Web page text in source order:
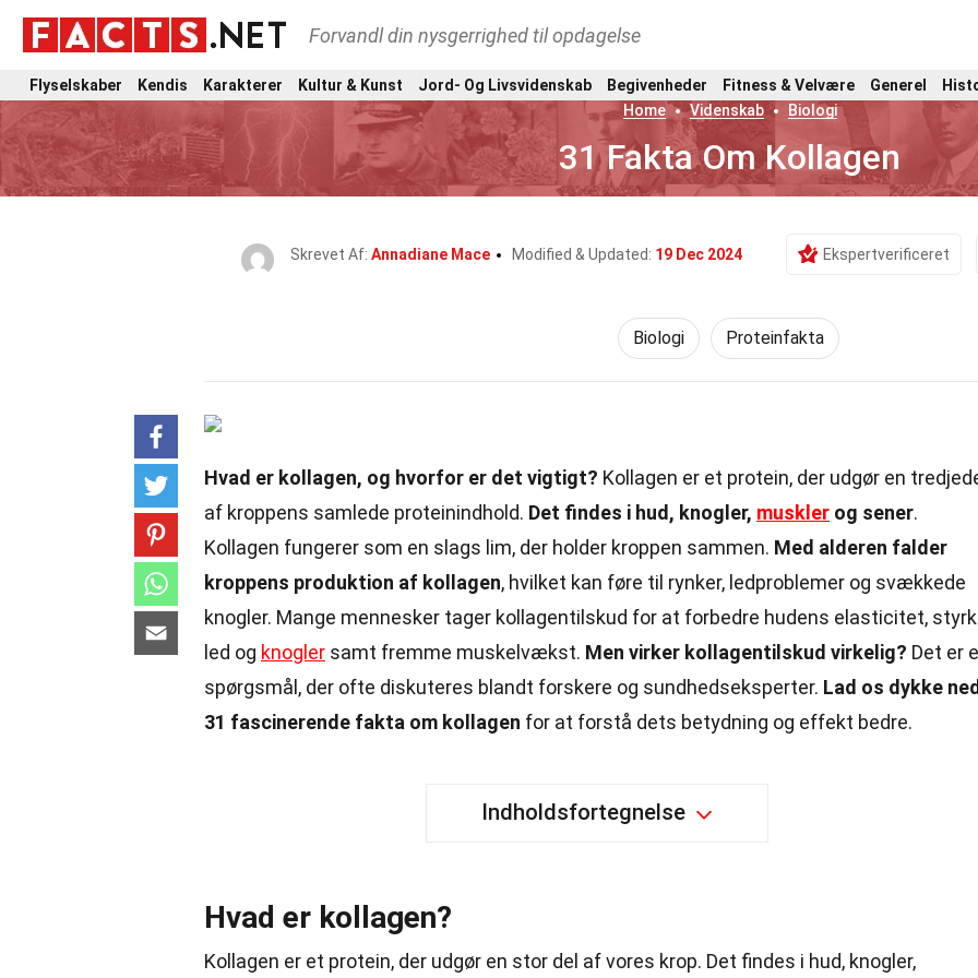
Forvandl din nysgerrighed til opdagelse
Flyselskaber Kendis Karakterer Kultur & Kunst Jord- Og Livsvidenskab Begivenheder Fitness & Velvære Generel
Home
Videnskab Biologi
31 Fakta Om Kollagen
Skrevet Af: Annadiane Mace Modified & Updated: 19 Dec 2024 Ekspertverificeret
Biologi Proteinfakta
Hvad er kollagen, og hvorfor er det vigtigt? Kollagen er et protein, der udgør en
af kroppens samlede proteinindhold. Det findes i hud, knogler, muskler og sener.
Kollagen fungerer som en slags lim, der holder kroppen sammen. Med alderen falder
kroppens produktion af kollagen, hvilket kan føre til rynker, ledproblemer og svækkede
knogler. Mange mennesker tager kollagentilskud for at forbedre hudens elasticitet,
led og knogler samt fremme muskelvækst. Men virker kollagentilskud virkelig? Det er
spørgsmål, der ofte diskuteres blandt forskere og sundhedseksperter. Lad os dykke
31 fascinerende fakta om kollagen for at forstå dets betydning og effekt bedre.
Indholdsfortegnelse
Hvad er kollagen?
Kollagen er et protein, der udgør en stor del af vores krop. Det findes i hud, knogler,